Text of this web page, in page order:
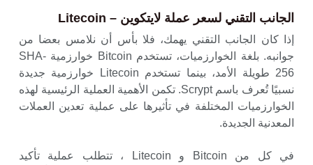
الجانب التقني لسعر عملة لايتكوين – Litecoin
إذا كان الجانب التقني يهمك، فلا بأس أن نلامس بعضا من
جوانبه. بلغة الخوارزميات، تستخدم Bitcoin خوارزمية SHA-
256 طويلة الأمد، بينما تستخدم Litecoin خوارزمية جديدة
نسبيًا تُعرف باسم Scrypt. تكمن الأهمية العملية الرئيسية لهذه
الخوارزميات المختلفة في تأثيرها على عملية تعدين العملات
المعدنية الجديدة.
في كل من Bitcoin و Litecoin ، تتطلب عملية تأكيد